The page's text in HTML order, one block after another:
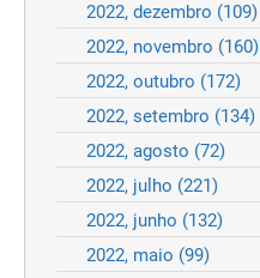
2022, dezembro (109)
2022, novembro (160)
2022, outubro (172)
2022, setembro (134)
2022, agosto (72)
2022, julho (221)
2022, junho (132)
2022, maio (99)